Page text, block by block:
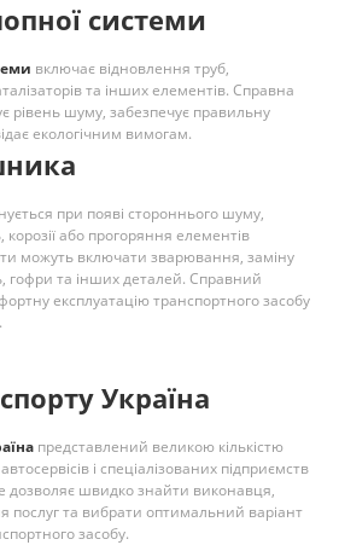
системи
включає відновлення труб,
та інших елементів. Справна
рівень шуму, забезпечує правильну
екологічним вимогам.
при появі стороннього шуму,
або прогоряння елементів
можуть включати зварювання, заміну
гофри та інших деталей. Справний
експлуатацію транспортного засобу
Україна
представлений великою кількістю
і спеціалізованих підприємств
дозволяє швидко знайти виконавця,
послуг та вибрати оптимальний варіант
засобу.